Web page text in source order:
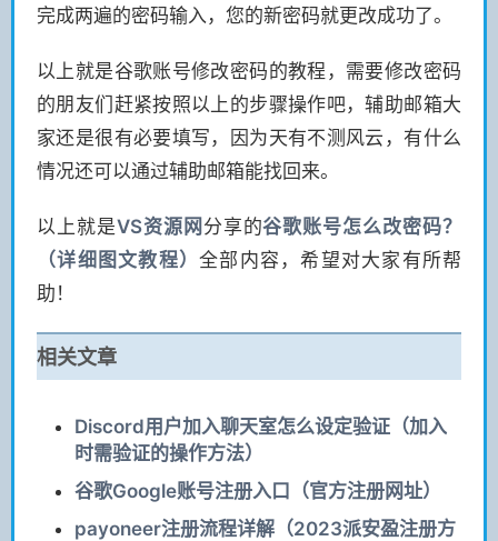
完成两遍的密码输入，您的新密码就更改成功了。
以上就是谷歌账号修改密码的教程，需要修改密码
的朋友们赶紧按照以上的步骤操作吧，辅助邮箱大
家还是很有必要填写，因为天有不测风云，有什么
情况还可以通过辅助邮箱能找回来。
以上就是VS资源网 分享的谷歌账号怎么改密码？
（详细图文教程） 全部内容，希望对大家有所帮
助！
相关文章
Discord用户加入聊天室怎么设定验证（加入
时需验证的操作方法）
谷歌Google账号注册入口（官方注册网址）
payoneer注册流程详解（2023派安盈注册方